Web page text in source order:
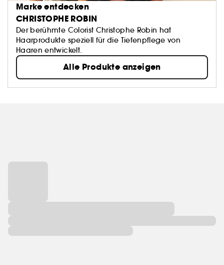
Marke entdecken
CHRISTOPHE ROBIN
Der berühmte Colorist Christophe Robin hat
Haarprodukte speziell für die Tiefenpflege von
Haaren entwickelt.
Alle Produkte anzeigen